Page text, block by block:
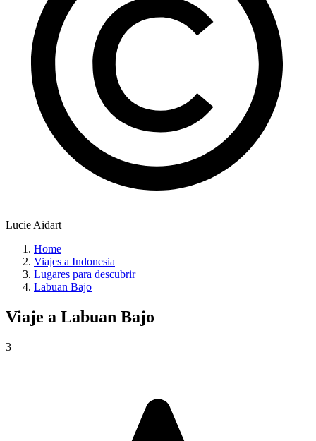
Lucie Aidart
Home
Viajes a Indonesia
Lugares para descubrir
Labuan Bajo
Viaje a Labuan Bajo
3